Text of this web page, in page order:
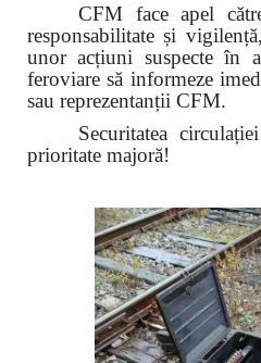
CFM face apel
responsabilitate și
unor acțiuni suspecte în
feroviare să informeze
sau reprezentanții CFM.
Securitatea
prioritate majoră!